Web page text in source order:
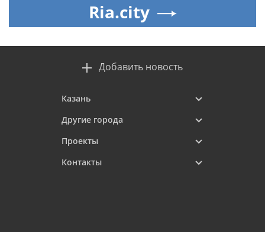
Ria.city
Добавить новость
Казань
Другие города
Проекты
Контакты